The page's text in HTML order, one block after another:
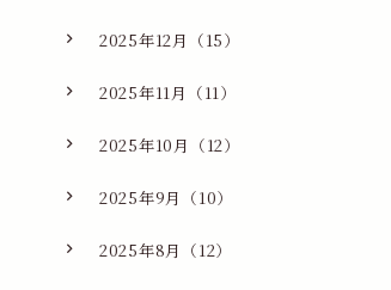
2025年12月（15）
2025年11月（11）
2025年10月（12）
2025年9月（10）
2025年8月（12）